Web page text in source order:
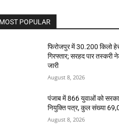
MOST POPULAR
फिरोजपुर में 30.200 किलो
गिरफ्तार; सरहद पार तस्करी
जारी
August 8, 2026
पंजाब में 866 युवाओं को
नियुक्ति पत्र, कुल संख्या
August 8, 2026